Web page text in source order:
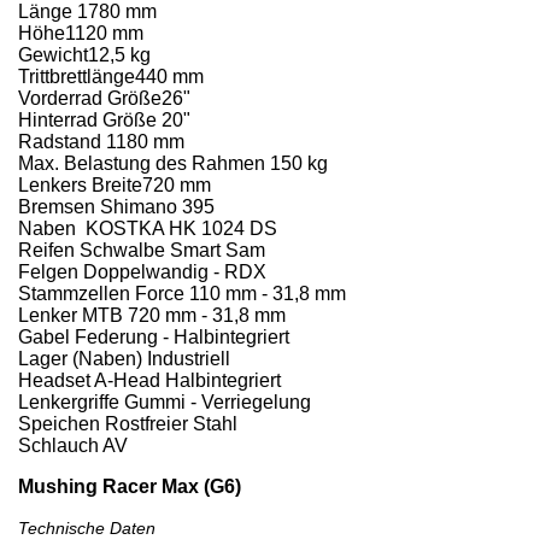
Länge 1780 mm
Höhe1120 mm
Gewicht12,5 kg
Trittbrettlänge440 mm
Vorderrad Größe26"
Hinterrad Größe 20"
Radstand 1180 mm
Max. Belastung des Rahmen 150 kg
Lenkers Breite720 mm
Bremsen Shimano 395
Naben KOSTKA HK 1024 DS
Reifen Schwalbe Smart Sam
Felgen Doppelwandig - RDX
Stammzellen Force 110 mm - 31,8 mm
Lenker MTB 720 mm - 31,8 mm
Gabel Federung - Halbintegriert
Lager (Naben) Industriell
Headset A-Head Halbintegriert
Lenkergriffe Gummi - Verriegelung
Speichen Rostfreier Stahl
Schlauch AV
Mushing Racer Max (G6)
Technische Daten